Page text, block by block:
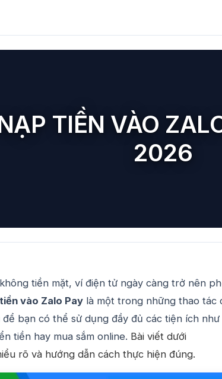
TIỀN VÀO
2026
tiền mặt, ví điện tử ngày càng trở nên
vào Zalo Pay là một trong những thao tác
bạn có thể sử dụng đầy đủ các tiện ích như
tiền hay mua sắm online. Bài viết dưới
rõ và hướng dẫn cách thực hiện đúng.